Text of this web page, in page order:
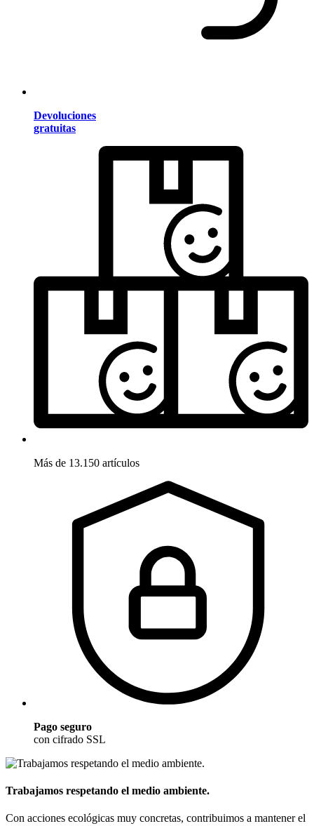
Devoluciones
gratuitas
Más de 13.150 artículos
Pago seguro
con cifrado SSL
Trabajamos respetando el medio ambiente.
Con acciones ecológicas muy concretas, contribuimos a mantener el